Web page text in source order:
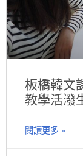
板橋韓文
教學活潑
閱讀更多 »